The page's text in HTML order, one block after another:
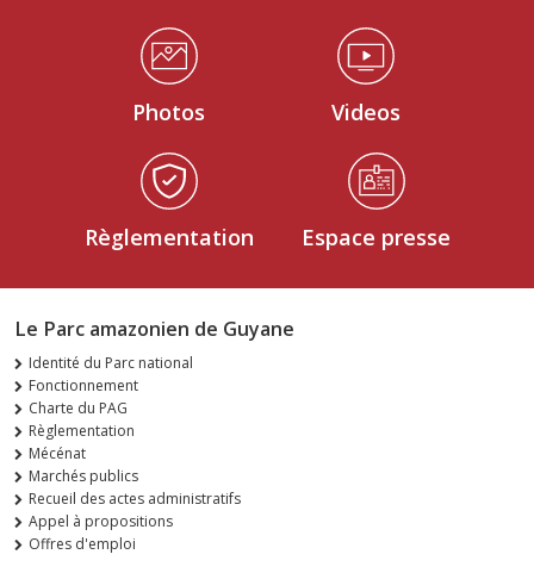
Médiathèque Footer
Photos Videos
Règlementation Espace presse
Le Parc amazonien de Guyane
Identité du Parc national
Fonctionnement
Charte du PAG
Règlementation
Mécénat
Marchés publics
Recueil des actes administratifs
Appel à propositions
Offres d'emploi